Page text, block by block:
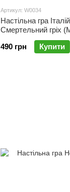
Артикул: W0034
Настільна гра
Смертельний гріх
490 грн
Купити